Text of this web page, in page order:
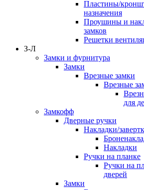
Пластины/
назначения
Проушины и
замков
Решетки
З-Л
Замки и фурнитура
Замки
Врезные замки
Врезные
для
Замкофф
Дверные ручки
Накладки/
Накладки
Ручки на планке
Ручки на
дверей
Замки